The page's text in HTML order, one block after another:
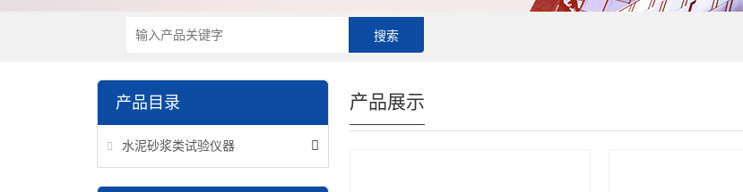
产品目录
水泥砂浆类试验仪器
产品展示